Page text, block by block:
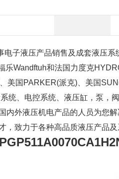
子液压产品销售及成套液压系
乐Wandftuh和法国力度克
美国PARKER(派克)、美国
统、电控系统、液压缸，泵，
内外液压机电产品的人员为您
致力于各种高品质液压产品及